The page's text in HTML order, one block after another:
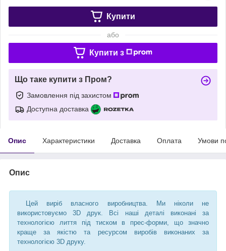
Купити
або
Купити з
Що таке купити з Пром?
Замовлення під захистом
Доступна доставка
Опис Характеристики Доставка Оплата Умови
Опис
Цей виріб власного виробництва. Ми ніколи не
використовуємо 3D друк. Всі наші деталі виконані за
технологією лиття під тиском в прес-форми, що значно
краще за якістю та ресурсом виробів виконаних за
технологією 3D друку.